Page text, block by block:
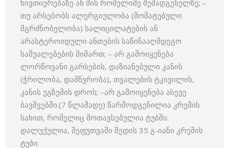
ნივთიერებაზე ან მის რომელიმე შემადგენელზე; –
თუ არსებობს ალერგიულობა (მომატებული
მგრძნობელობა) სალიცილატების ან
არასტეროიდული ანთების საწინააღმდეგო
საშუალებების მიმართ; – არ გამოიყენება
ლორწოვანი გარსების, დაზიანებული კანის
(ჭრილობა, დამწვრობა), თვალების ტკივილის,
კანის ეგზემის დროს; –არ გამოიყენება ასევე
ბავშვებში.(7 წლამადე) წარმოდგენილია კრემის
სახით, რომელიც მოთავსებულია ტუბში.
დალუქულია, შეფუთვაში შედის 35 გ-იანი კრემის
ტუბი.